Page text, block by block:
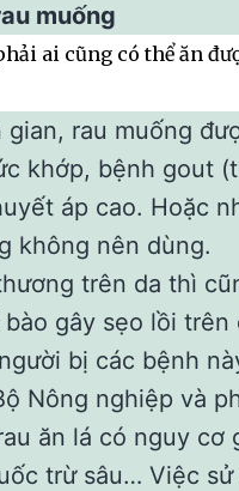
muống
ai cũng có thể ăn
rau muống
khớp, bệnh gout
áp cao. Hoặc
không nên dùng.
trên da thì
gây sẹo lồi trên
bị các bệnh
Nông nghiệp và
ăn lá có nguy
trừ sâu… Việc